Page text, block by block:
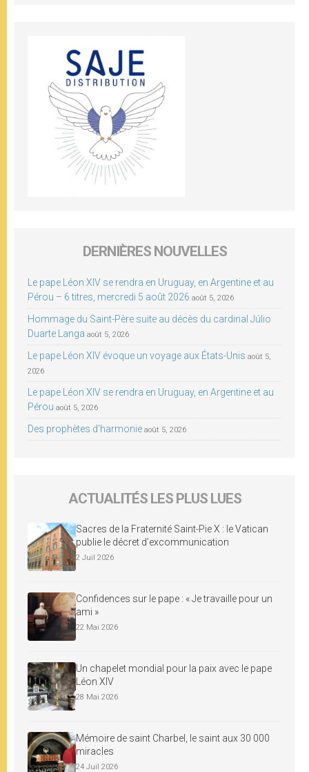
DERNIÈRES NOUVELLES
Le pape Léon XIV se rendra en Uruguay, en Argentine et au
Pérou – 6 titres, mercredi 5 août 2026 août 5, 2026
Hommage du Saint-Père suite au décès du cardinal Júlio
Duarte Langa août 5, 2026
Le pape Léon XIV évoque un voyage aux États-Unis août 5,
2026
Le pape Léon XIV se rendra en Uruguay, en Argentine et au
Pérou août 5, 2026
Des prophètes d’harmonie août 5, 2026
ACTUALITÉS LES PLUS LUES
Sacres de la Fraternité Saint-Pie X : le Vatican
publie le décret d’excommunication
2 Juil 2026
Confidences sur le pape : « Je travaille pour un
ami »
22 Mai 2026
Un chapelet mondial pour la paix avec le pape
Léon XIV
28 Mai 2026
Mémoire de saint Charbel, le saint aux 30 000
miracles
24 Juil 2026